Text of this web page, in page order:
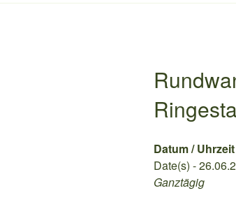
Datum / Uhrzeit
Date(s) -
Ganztägig